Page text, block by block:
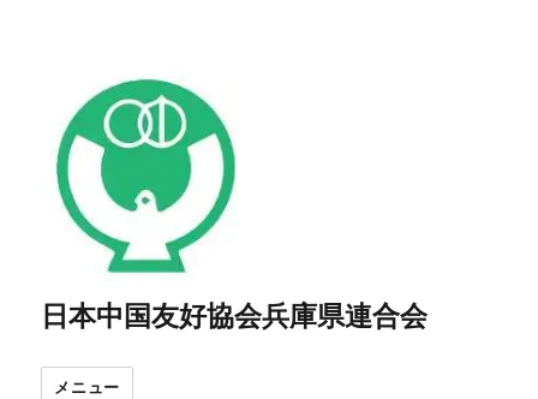
日本中国友好協会兵庫県連合会
メニュー